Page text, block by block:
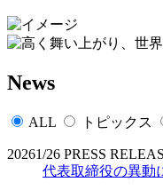
News
ALL トピックス
20261/26 PRESS
代表取締役の異動